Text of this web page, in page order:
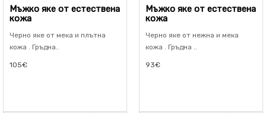
Мъжко яке от естествена
кожа
Черно яке от мека и плътна
кожа . Гръдна..
105€
Мъжко яке от естествена
кожа
Черно яке от нежна и мека
кожа . Гръдна ..
93€